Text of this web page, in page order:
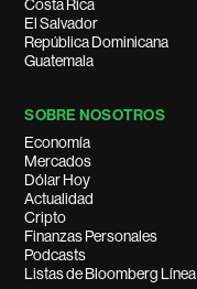
Costa Rica
El Salvador
República Dominicana
Guatemala
SOBRE NOSOTROS
Economía
Mercados
Dólar Hoy
Actualidad
Cripto
Finanzas Personales
Podcasts
Listas de Bloomberg Línea